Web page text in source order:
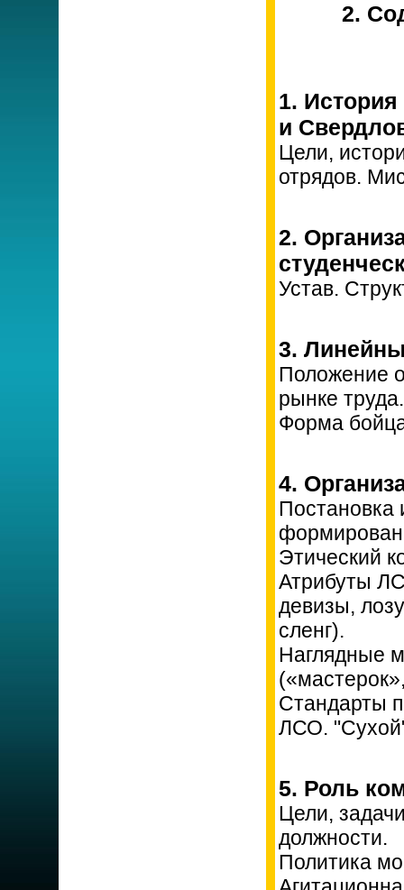
2.
1.
и
Цели,
отрядов.
2.
Устав.
3.
Положение
рынке
Форма
4.
Постановка
Этический
Атрибуты
девизы,
сленг).
Наглядные
Стандарты
ЛСО.
5. Роль
Цели,
должности.
Политика